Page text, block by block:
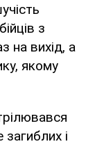
з
на вихід, а
якому
і